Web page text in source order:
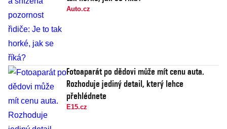
Auto.cz
Fotoaparát po dědovi může mít cenu auta.
Rozhoduje jediný detail, který lehce
přehlédnete
E15.cz